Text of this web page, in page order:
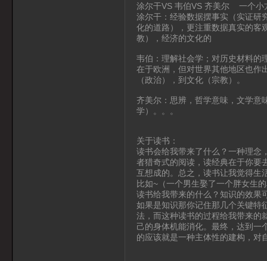
涂尔干VS 韦伯VS 齐美尔 一个小
涂尔干：经验数据摆事实（实证研
化的道路），更注重数据真实的
教），经济的文化的
韦伯：理解社会学；对历史材料的
在于欧洲，但对世界其他地区也作
（政治），到文化（宗教）。
齐美尔：思辨，哲学意味，文学意
学）。。。
关于读书：
读书会给我带来了什么？一种理念
者猎奇式的阅读，读经典在于你要
互想成的。总之，读书让我觉得生
比如~（一个男生娶了一个胖女生
读书给我带来的什么？知识的效果
如果是知识那你记住那几个关键特
法，而这种读书的过程给我带来的
己的身体机能消化。最终，达到一
的应该就是一种主体性的建构，对